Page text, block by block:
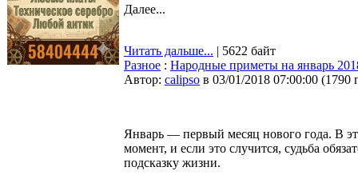
Далее...
Читать дальше... | 5622 байт
Разное : Народные приметы на январь
Автор: calipso в 03/01/2018 07:00:00 (1790
Январь — первый месяц нового года. В
момент, и если это случится, судьба
подсказку жизни.